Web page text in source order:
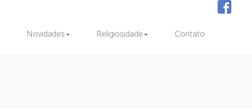
Novidades Religiosidade Contato